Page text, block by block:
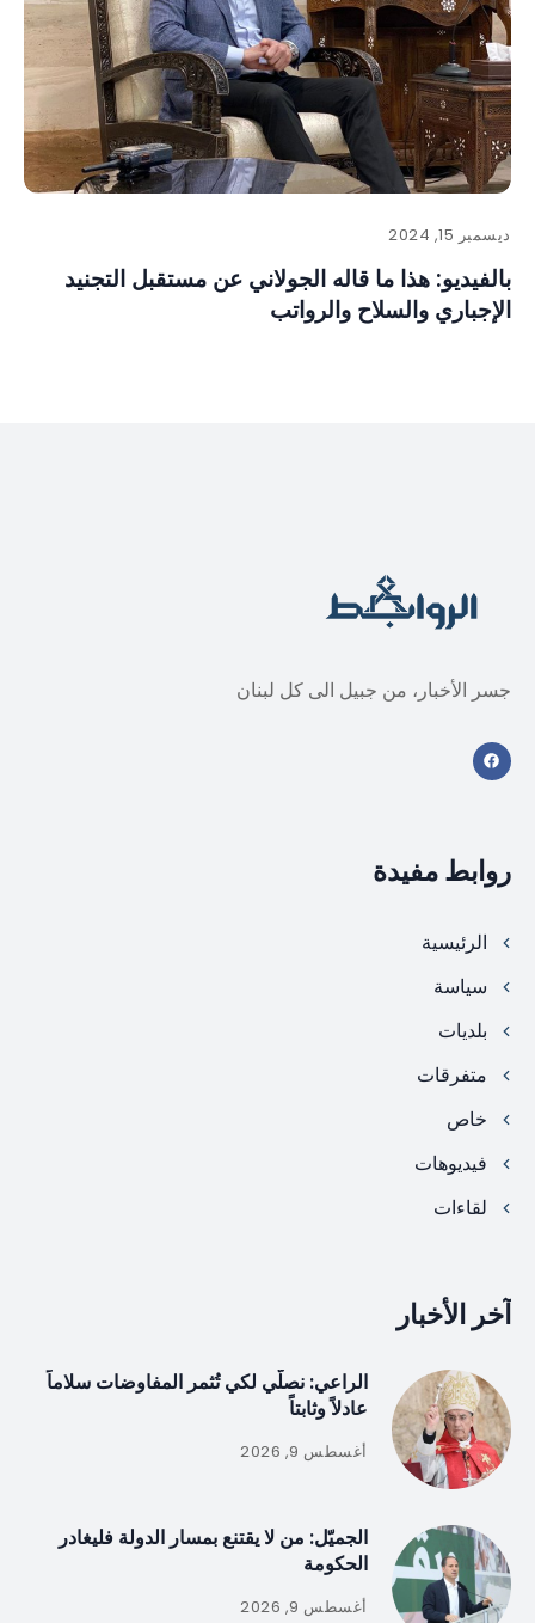
ديسمبر 15, 2024
بالفيديو: هذا ما قاله الجولاني عن مستقبل التجنيد
الإجباري والسلاح والرواتب
جسر الأخبار، من جبيل الى كل لبنان
روابط مفيدة
الرئيسية
سياسة
بلديات
متفرقات
خاص
فيديوهات
لقاءات
آخر الأخبار
الراعي: نصلّي لكي تُثمر المفاوضات سلاماً
عادلاً وثابتاً
أغسطس 9, 2026
الجميّل: من لا يقتنع بمسار الدولة فليغادر
الحكومة
أغسطس 9, 2026